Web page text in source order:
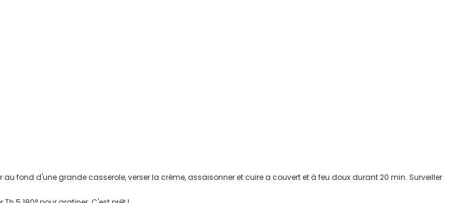
fond d'une grande casserole, verser la crème, assaisonner et cuire a couvert et à feu doux durant 20 min. Surveiller